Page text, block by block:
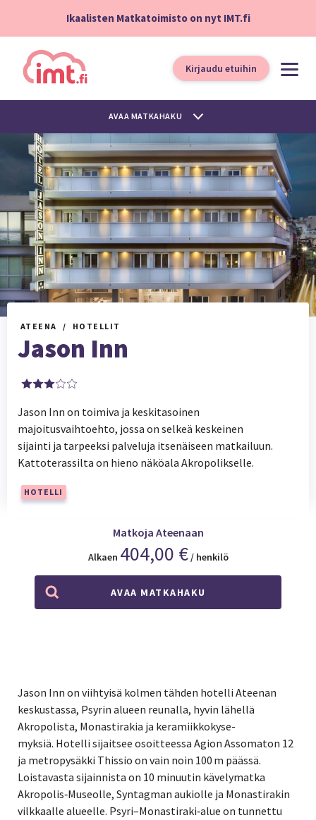
Ikaalisten Matkatoimisto on nyt IMT.fi
Kirjaudu etuihin
AVAA MATKAHAKU
ATEENA HOTELLIT
Jason Inn
Jason Inn on toimiva ja keskitasoinen
majoitusvaihtoehto, jossa on selkeä keskeinen
sijainti ja tarpeeksi palveluja itsenäiseen matkailuun.
Kattoterassilta on hieno näköala Akropolikselle.
HOTELLI
Matkoja Ateenaan
Alkaen 404,00 €/ henkilö
AVAA MATKAHAKU
Jason Inn on viihtyisä kolmen tähden hotelli Ateenan
keskustassa, Psyrin alueen reunalla, hyvin lähellä
Akropolista, Monastirakia ja keramiikkokyse­
myksiä. Hotelli sijaitsee osoitteessa Agion Assomaton 12
ja metropysäkki Thissio on vain noin 100 m päässä.
Loistavasta sijainnista on 10 minuutin kävelymatka
Akropolis‑Museolle, Syntagman aukiolle ja Monastirakin
vilkkaalle alueelle. Psyri–Monastiraki‑alue on tunnettu